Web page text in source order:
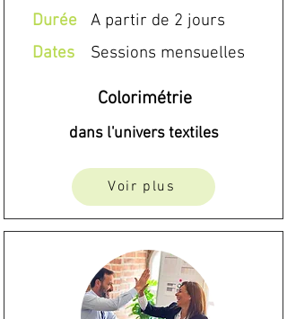
Durée
A partir de 2 jours
Dates
Sessions mensuelles
Colorimétrie
dans l'univers textiles
Voir plus